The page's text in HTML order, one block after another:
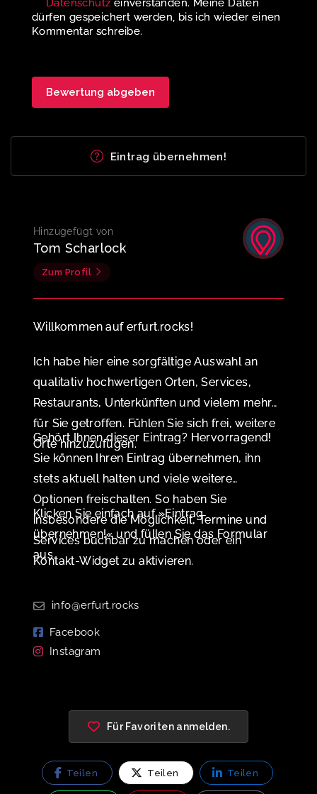
Datenschutz einverstanden. Meine Daten
dürfen gespeichert werden, bis ich wieder einen
Kommentar schreibe.
Eintrag übernehmen!
Hinzugefügt von
Tom Scharlock
Zum Profil
Willkommen auf erfurt.rocks!
Ich habe hier eine sorgfältige Auswahl an
qualitativ hochwertigen Orten, Services,
Restaurants, Unterkünften und vielem mehr
für Sie getroffen. Fühlen Sie sich frei, weitere
Orte hinzuzufügen.
Gehört Ihnen dieser Eintrag? Hervorragend!
Sie können Ihren Eintrag übernehmen, ihn
stets aktuell halten und viele weitere
Optionen freischalten. So haben Sie
insbesondere die Möglichkeit, Termine und
Services buchbar zu machen oder ein
Kontakt-Widget zu aktivieren.
Klicken Sie einfach auf »Eintrag
übernehmen!« und füllen Sie das Formular
aus.
info@erfurt.rocks
Facebook
Instagram
Für Favoriten anmelden.
Teilen Teilen Teilen